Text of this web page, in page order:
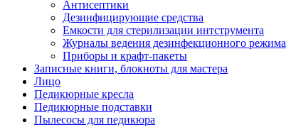
Антисептики
Дезинфицирующие средства
Емкости для стерилизации интструмента
Журналы ведения дезинфекционного режима
Приборы и крафт-пакеты
Записные книги, блокноты для мастера
Лицо
Педикюрные кресла
Педикюрные подставки
Пылесосы для педикюра